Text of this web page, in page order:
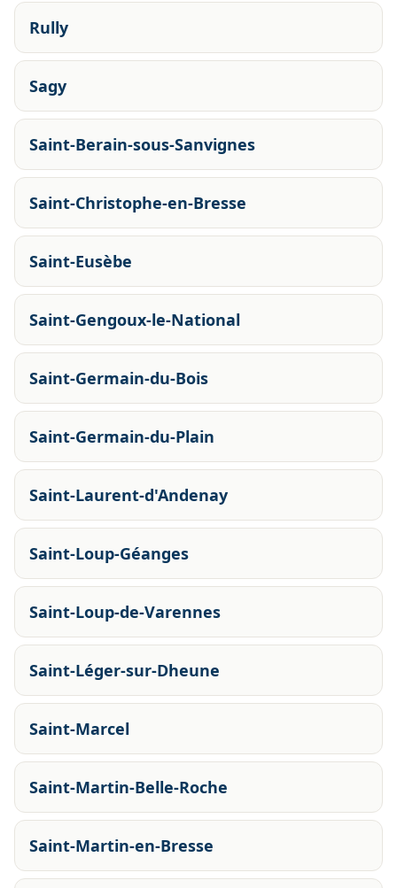
Rully
Sagy
Saint-Berain-sous-Sanvignes
Saint-Christophe-en-Bresse
Saint-Eusèbe
Saint-Gengoux-le-National
Saint-Germain-du-Bois
Saint-Germain-du-Plain
Saint-Laurent-d'Andenay
Saint-Loup-Géanges
Saint-Loup-de-Varennes
Saint-Léger-sur-Dheune
Saint-Marcel
Saint-Martin-Belle-Roche
Saint-Martin-en-Bresse